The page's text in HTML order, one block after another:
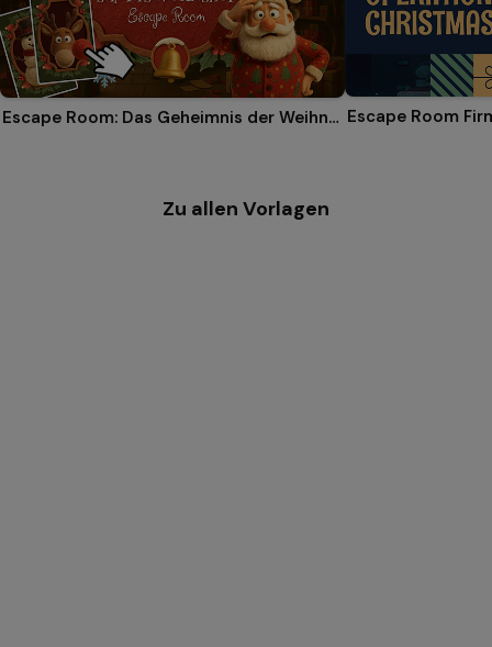
Escape Room: Das Geheimnis der Weihnachtswerkstatt
Zu allen Vorlagen